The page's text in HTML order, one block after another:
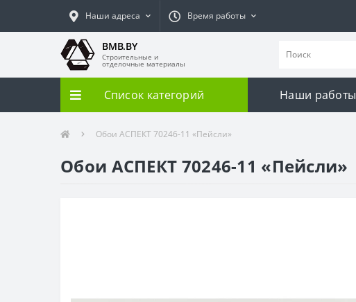
Наши адреса Время работы
BMB.BY
Строительные и
отделочные материалы
Список категорий Наши работы
Обои АСПЕКТ 70246-11 «Пейсли»
Обои АСПЕКТ 70246-11 «Пейсли»